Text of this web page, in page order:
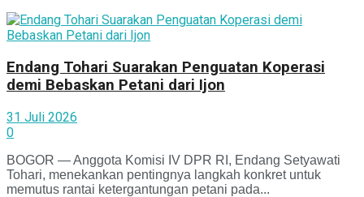
Endang Tohari Suarakan Penguatan Koperasi
demi Bebaskan Petani dari Ijon
31 Juli 2026
0
BOGOR — Anggota Komisi IV DPR RI, Endang Setyawati
Tohari, menekankan pentingnya langkah konkret untuk
memutus rantai ketergantungan petani pada...